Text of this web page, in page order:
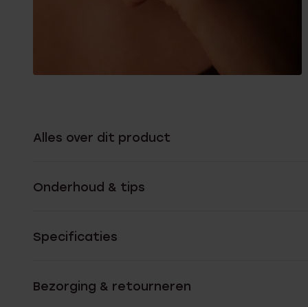
Alles over dit product
Onderhoud & tips
Specificaties
Bezorging & retourneren